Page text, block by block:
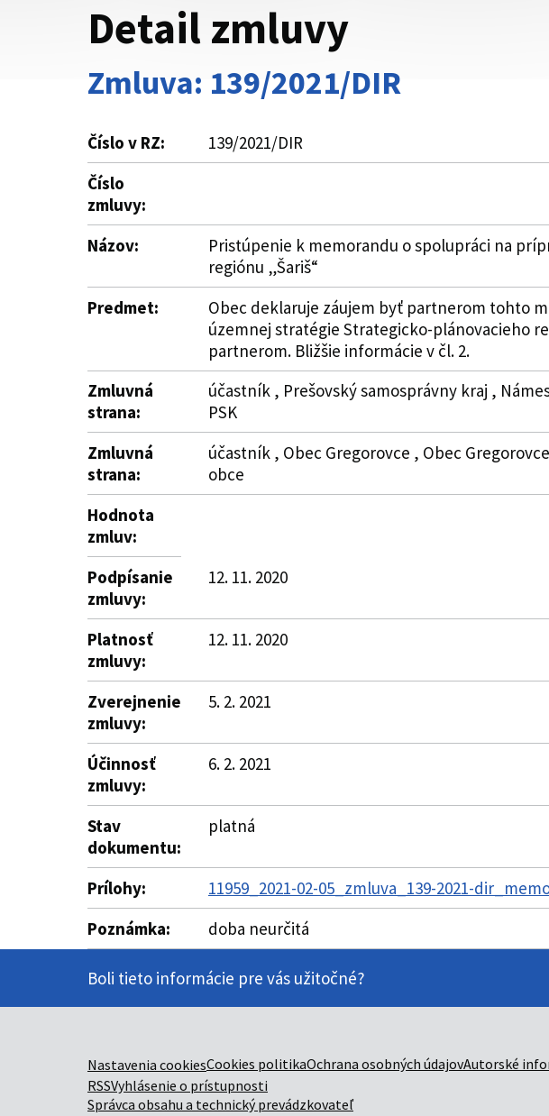
Detail zmluvy
Zmluva: 139/2021/DIR
Číslo v RZ:
139/2021/DIR
Číslo
zmluvy:
Názov:
Pristúpenie k memorandu o spolupráci na
regiónu „Šariš“
Predmet:
Obec deklaruje záujem byť partnerom tohto
územnej stratégie Strategicko-plánovacieho
partnerom. Bližšie informácie v čl. 2.
Zmluvná
strana:
účastník , Prešovský samosprávny kraj ,
PSK
Zmluvná
strana:
účastník , Obec Gregorovce , Obec
obce
Hodnota
zmluv:
Podpísanie
zmluvy:
12. 11. 2020
Platnosť
zmluvy:
12. 11. 2020
Zverejnenie
zmluvy:
5. 2. 2021
Účinnosť
zmluvy:
6. 2. 2021
Stav
dokumentu:
platná
Prílohy:
11959_2021-02-05_zmluva_139-2021-
Poznámka:
doba neurčitá
Boli tieto informácie pre vás užitočné?
Nastavenia cookiesCookies politikaOchrana osobných údajovAutorské
RSSVyhlásenie o prístupnosti
Správca obsahu a technický prevádzkovateľ